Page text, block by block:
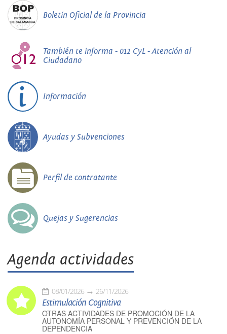
Boletín Oficial de la Provincia
También te informa - 012 CyL - Atención al
Ciudadano
Información
Ayudas y Subvenciones
Perfil de contratante
Quejas y Sugerencias
Agenda actividades
08/01/2026 26/11/2026
Estimulación Cognitiva
OTRAS ACTIVIDADES DE PROMOCIÓN DE LA
AUTONOMÍA PERSONAL Y PREVENCIÓN DE LA
DEPENDENCIA